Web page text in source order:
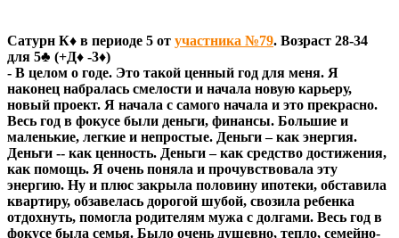
Сатурн К♦ в периоде 5 от участника №79. Возраст 28-34
для 5♣ (+Д♦ -3♦)
- В целом о годе. Это такой ценный год для меня. Я
наконец набралась смелости и начала новую карьеру,
новый проект. Я начала с самого начала и это прекрасно.
Весь год в фокусе были деньги, финансы. Большие и
маленькие, легкие и непростые. Деньги – как энергия.
Деньги -- как ценность. Деньги – как средство достижения,
как помощь. Я очень поняла и прочувствовала эту
энергию. Ну и плюс закрыла половину ипотеки, обставила
квартиру, обзавелась дорогой шубой, свозила ребенка
отдохнуть, помогла родителям мужа с долгами. Весь год в
фокусе была семья. Было очень душевно, тепло, семейно-